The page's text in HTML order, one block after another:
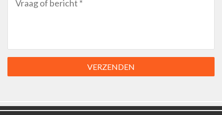
VERZENDEN